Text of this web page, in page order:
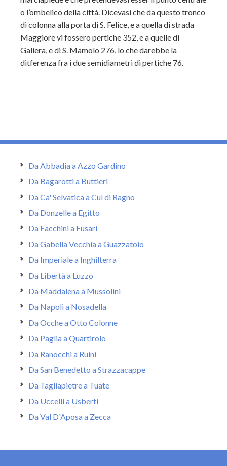
o l’ombelico della città. Dicevasi che da questo tronco
di colonna alla porta di S. Felice, e a quella di strada
Maggiore vi fossero pertiche 352, e a quelle di
Galiera, e di S. Mamolo 276, lo che darebbe la
ditferenza fra i due semidiametri di pertiche 76.
Da Abbadia a Azzo Gardino
Da Bagarotti a Buttieri
Da Ca' Selvatica a Cul di Ragno
Da Donzelle a Egitto
Da Facchini a Fusari
Da Gabella Vecchia a Guazzatoio
Da Imperiale a Inghilterra
Da Libertà a Luzzo
Da Maddalena a Mussolini
Da Napoli a Nosadella
Da Ocche a Otto Colonne
Da Paglia a Quartirolo
Da Ranocchi a Ruini
Da San Benedetto a Strazzacappe
Da Tagliapietre a Tuate
Da Uccelli a Usberti
Da Val D'Aposa a Zecca